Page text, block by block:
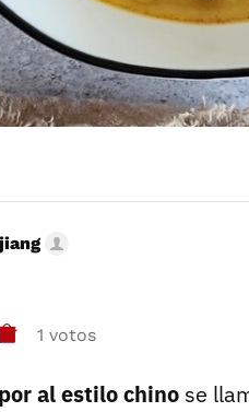
1 votos
al estilo chino se